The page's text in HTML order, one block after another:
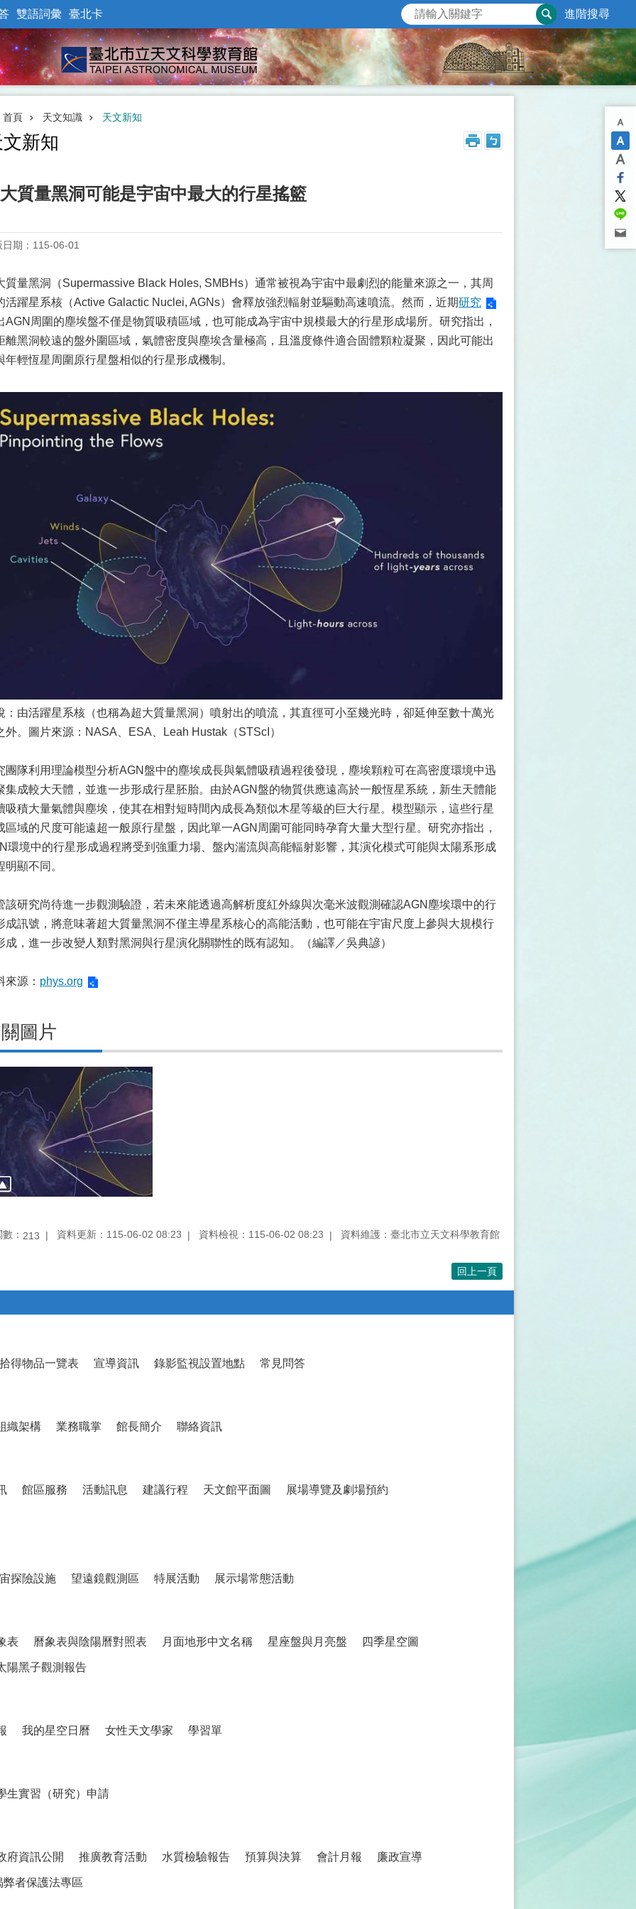
雙語詞彙 臺北卡 進階搜尋
首頁 天文知識 天文新知
新知
質量黑洞可能是宇宙中最大的行星搖籃
日期：115-06-01
質量黑洞（Supermassive Black Holes, SMBHs）通常被視為宇宙中最劇烈的能量來源之一，其周
活躍星系核（Active Galactic Nuclei, AGNs）會釋放強烈輻射並驅動高速噴流。然而，近期研究
AGN周圍的塵埃盤不僅是物質吸積區域，也可能成為宇宙中規模最大的行星形成場所。研究指出，
離黑洞較遠的盤外圍區域，氣體密度與塵埃含量極高，且溫度條件適合固體顆粒凝聚，因此可能出
年輕恆星周圍原行星盤相似的行星形成機制。
：由活躍星系核（也稱為超大質量黑洞）噴射出的噴流，其直徑可小至幾光時，卻延伸至數十萬光
外。圖片來源：NASA、ESA、Leah Hustak（STScI）
團隊利用理論模型分析AGN盤中的塵埃成長與氣體吸積過程後發現，塵埃顆粒可在高密度環境中迅
集成較大天體，並進一步形成行星胚胎。由於AGN盤的物質供應遠高於一般恆星系統，新生天體能
吸積大量氣體與塵埃，使其在相對短時間內成長為類似木星等級的巨大行星。模型顯示，這些行星
區域的尺度可能遠超一般原行星盤，因此單一AGN周圍可能同時孕育大量大型行星。研究亦指出，
環境中的行星形成過程將受到強重力場、盤內湍流與高能輻射影響，其演化模式可能與太陽系形成
明顯不同。
該研究尚待進一步觀測驗證，若未來能透過高解析度紅外線與次毫米波觀測確認AGN塵埃環中的行
成訊號，將意味著超大質量黑洞不僅主導星系核心的高能活動，也可能在宇宙尺度上參與大規模行
成，進一步改變人類對黑洞與行星演化關聯性的既有認知。（編譯／吳典諺）
來源： phys.org
圖片
： 213 資料更新：115-06-02 08:23 資料檢視：115-06-02 08:23 資料維護：臺北市立天文科學教育館
回上一頁
拾得物品一覽表 宣導資訊 錄影監視設置地點 常見問答
織架構 業務職掌 館長簡介 聯絡資訊
館區服務 活動訊息 建議行程 天文館平面圖 展場導覽及劇場預約
探險設施 望遠鏡觀測區 特展活動 展示場常態活動
表 曆象表與陰陽曆對照表 月面地形中文名稱 星座盤與月亮盤 四季星空圖
陽黑子觀測報告
我的星空日曆 女性天文學家 學習單
生實習（研究）申請
府資訊公開 推廣教育活動 水質檢驗報告 預算與決算 會計月報 廉政宣導
弊者保護法專區